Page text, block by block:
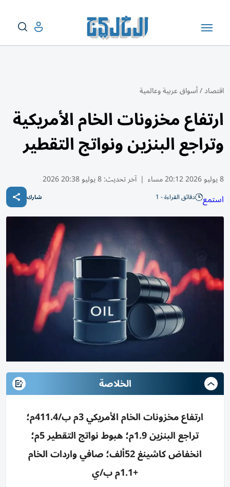
اقتصاد/أسواق عربية وعالمية
ارتفاع مخزونات الخام الأمريكية
وتراجع البنزين ونواتج التقطير
8 يوليو 2026 20:12 مساء | آخر تحديث:8 يوليو 20:38 2026
استمع دقائق القراءة - 1 شارك
الخلاصة
ارتفاع مخزونات الخام الأمريكي 3م ب/411.4م؛
تراجع البنزين 1.9م؛ هبوط نواتج التقطير 5م؛
انخفاض كاشينغ 52ألف؛ صافي واردات الخام
+1.1م ب/ي